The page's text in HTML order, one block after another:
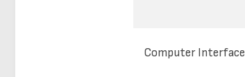
Computer Interface